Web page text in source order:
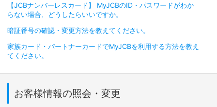
【JCBナンバーレスカード】 MyJCBのID・パスワードがわか
らない場合、どうしたらいいですか。
暗証番号の確認・変更方法を教えてください。
家族カード・パートナーカードでMyJCBを利用する方法を教え
てください。
お客様情報の照会・変更